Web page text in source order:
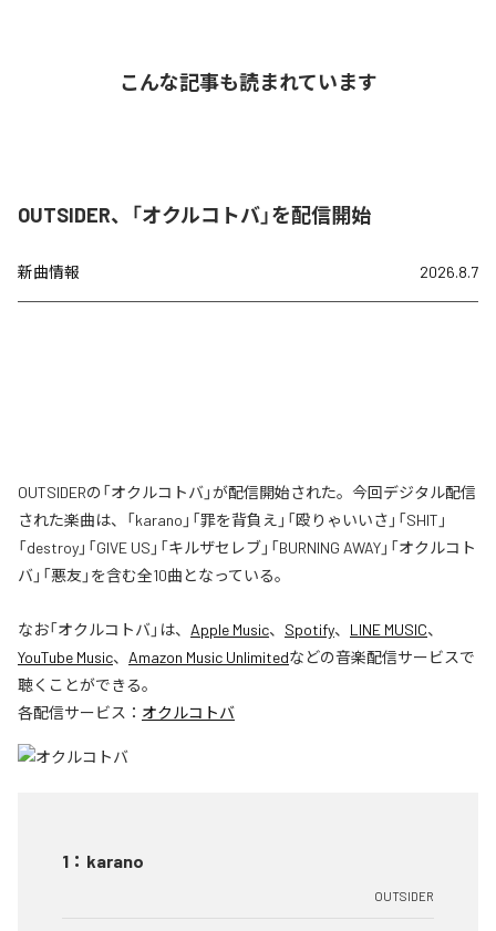
こんな記事も読まれています
OUTSIDER、「オクルコトバ」を配信開始
新曲情報 2026.8.7
OUTSIDERの「オクルコトバ」が配信開始された。今回デジタル配信
された楽曲は、「karano」「罪を背負え」「殴りゃいいさ」「SHIT」
「destroy」「GIVE US」「キルザセレブ」「BURNING AWAY」「オクルコト
バ」「悪友」を含む全10曲となっている。
なお「オクルコトバ」は、 Apple Music、 Spotify、 LINE MUSIC、
YouTube Music、 Amazon Music Unlimitedなどの音楽配信サービスで
聴くことができる。
各配信サービス： オクルコトバ
1 ： karano
OUTSIDER